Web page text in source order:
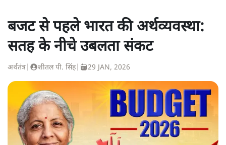
बजट से पहले भारत की अर्थव्यवस्था:
सतह के नीचे उबलता संकट
अर्थतंत्र शीतल पी. सिंह| 29 JAN, 2026